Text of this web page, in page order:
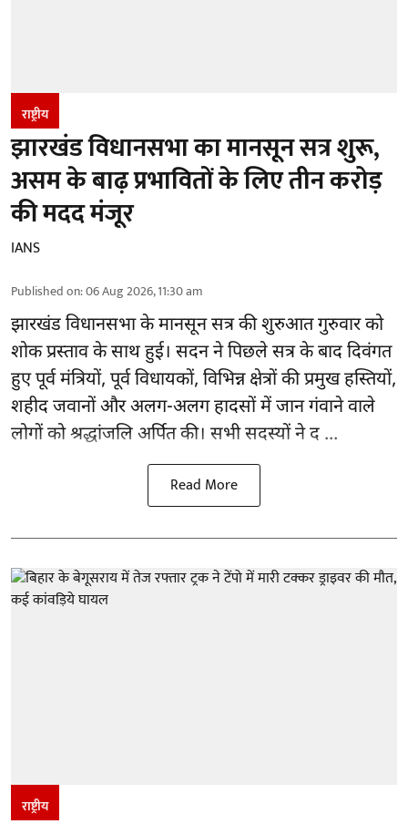
राष्ट्रीय
झारखंड विधानसभा का मानसून सत्र शुरू,
असम के बाढ़ प्रभावितों के लिए तीन करोड़
की मदद मंजूर
IANS
Published on:06 Aug 2026, 11:30 am
झारखंडविधानसभा के मानसून सत्र की शुरुआत गुरुवार को
शोक प्रस्ताव के साथ हुई। सदन ने पिछले सत्र के बाद दिवंगत
हुए पूर्व मंत्रियों, पूर्व विधायकों, विभिन्न क्षेत्रों की प्रमुख हस्तियों,
शहीद जवानों और अलग-अलग हादसों में जान गंवाने वाले
लोगों को श्रद्धांजलि अर्पित की। सभी सदस्यों ने द ...
Read More
राष्ट्रीय